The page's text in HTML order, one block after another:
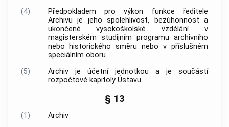
(4)
Předpokladem pro výkon funkce ředitele
Archivu je jeho spolehlivost,
bezúhonnost a
ukončené vysokoškolské vzdělání v
magisterském studijním programu archivního
nebo historického směru nebo v příslušném
speciálním oboru.
(5)
Archiv je účetní jednotkou a je součástí
rozpočtové kapitoly Ústavu.
§ 13
(1)
Archiv